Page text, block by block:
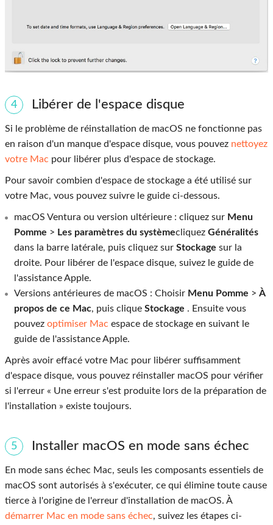
4 Libérer de l'espace disque
Si le problème de réinstallation de macOS ne fonctionne pas
en raison d'un manque d'espace disque, vous pouvez nettoyez
votre Mac pour libérer plus d'espace de stockage.
Pour savoir combien d'espace de stockage a été utilisé sur
votre Mac, vous pouvez suivre le guide ci-dessous.
macOS Ventura ou version ultérieure : cliquez sur Menu
Pomme > Les paramètres du systèmecliquez Généralités
dans la barre latérale, puis cliquez sur Stockage sur la
droite. Pour libérer de l'espace disque, suivez le guide de
l'assistance Apple.
Versions antérieures de macOS : Choisir Menu Pomme > À
propos de ce Mac, puis clique Stockage . Ensuite vous
pouvez optimiser Mac espace de stockage en suivant le
guide de l'assistance Apple.
Après avoir effacé votre Mac pour libérer suffisamment
d'espace disque, vous pouvez réinstaller macOS pour vérifier
si l'erreur « Une erreur s'est produite lors de la préparation de
l'installation » existe toujours.
5 Installer macOS en mode sans échec
En mode sans échec Mac, seuls les composants essentiels de
macOS sont autorisés à s'exécuter, ce qui élimine toute cause
tierce à l'origine de l'erreur d'installation de macOS. À
démarrer Mac en mode sans échec, suivez les étapes ci-